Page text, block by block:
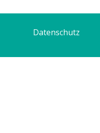
Datenschutz